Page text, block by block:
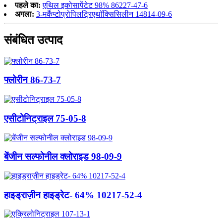
पहले का: एथिल इकोसापेंटेट 98% 86227-47-6
अगला: 3-मर्कैप्टोप्रोपिलट्रिएथॉक्सिसिलीन 14814-09-6
संबंधित उत्पाद
फ्लोरीन 86-73-7
एसीटोनिट्राइल 75-05-8
बेंजीन सल्फोनील क्लोराइड 98-09-9
हाइड्राज़ीन हाइड्रेट- 64% 10217-52-4